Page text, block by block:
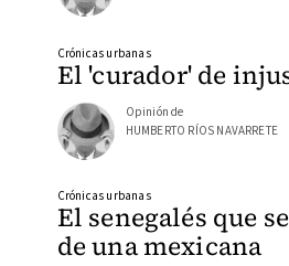
El 'curador' de
Crónicas urbanas
Opinión de
HUMBERTO RÍOS NAVARRETE
El senegalés que
de una mexicana
Crónicas urbanas